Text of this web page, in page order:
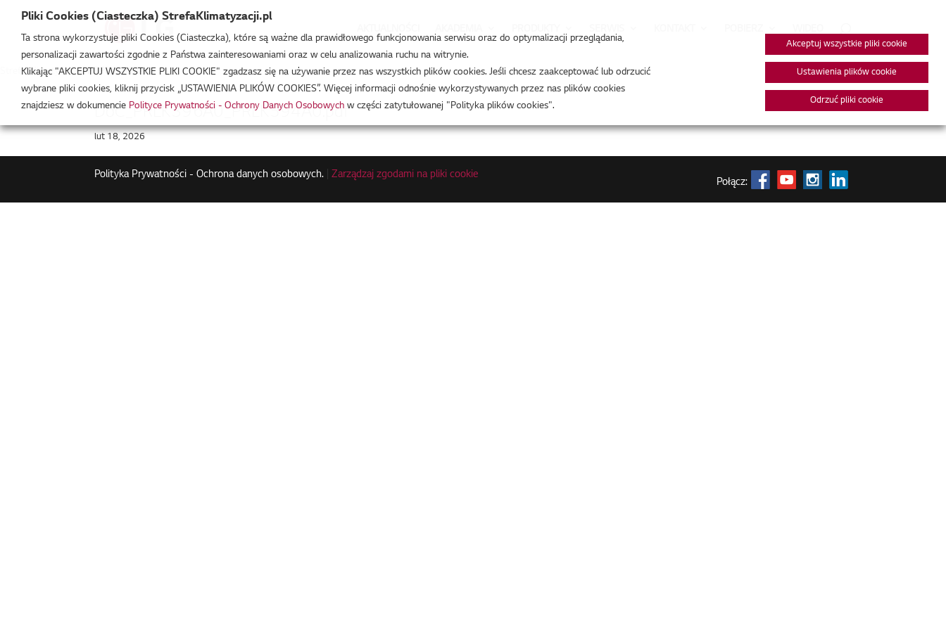
Strefa Klimatyzacji /PRPRLK594A0
DoC_PRLK396A0_PRLK594A0.pdf
lut 18, 2026
Polityka Prywatności - Ochrona danych osobowych. |Zarządzaj zgodami na pliki cookie
Połącz:
Pliki Cookies (Ciasteczka) StrefaKlimatyzacji.pl
Ta strona wykorzystuje pliki Cookies (Ciasteczka), które są ważne dla prawidłowego funkcjonowania serwisu oraz do optymalizacji przeglądania,
personalizacji zawartości zgodnie z Państwa zainteresowaniami oraz w celu analizowania ruchu na witrynie.
Klikając "AKCEPTUJ WSZYSTKIE PLIKI COOKIE" zgadzasz się na używanie przez nas wszystkich plików cookies. Jeśli chcesz zaakceptować lub odrzucić
wybrane pliki cookies, kliknij przycisk „USTAWIENIA PLIKÓW COOKIES”. Więcej informacji odnośnie wykorzystywanych przez nas plików cookies
znajdziesz w dokumencie Polityce Prywatności - Ochrony Danych Osobowych w części zatytułowanej "Polityka plików cookies".
Akceptuj wszystkie pliki cookie
Ustawienia plików cookie
Odrzuć pliki cookie